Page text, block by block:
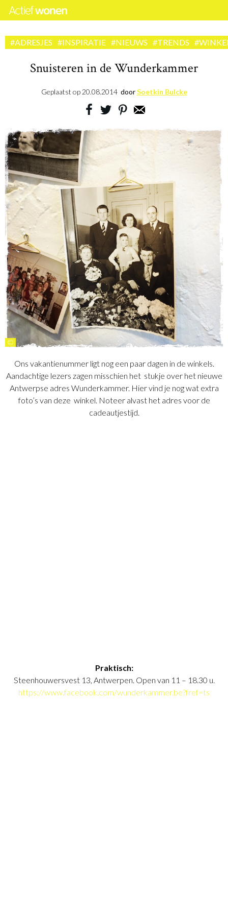
#ADRESJES #INSPIRATIE #NIEUWS #TRENDS
Snuisteren in de Wunderkammer
Geplaatst op 20.08.2014 doorSoetkin Bulcke
©
Ons vakantienummer ligt nog een paar dagen in de winkels.
Aandachtige lezers zagen misschien het stukje over het nieuwe
Antwerpse adres Wunderkammer. Hier vind je nog wat extra
foto’s van deze winkel. Noteer alvast het adres voor de
cadeautjestijd.
Praktisch:
Steenhouwersvest 13, Antwerpen. Open van 11 – 18.30 u.
https://www.facebook.com/wunderkammer.be?fref=ts